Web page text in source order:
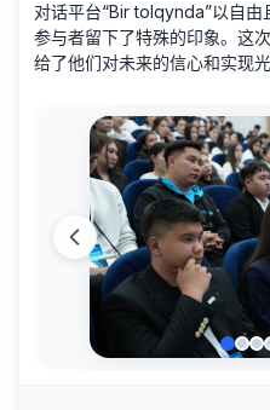
对话平台“Bir tolqynda”以自
参与者留下了特殊的印象。这
给了他们对未来的信心和实现